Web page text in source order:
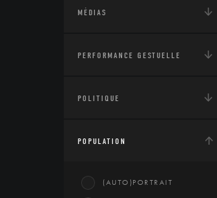
MÉDIAS
PERFORMANCE GESTUELLE
POLITIQUE
POPULATION
(AUTO)PORTRAIT